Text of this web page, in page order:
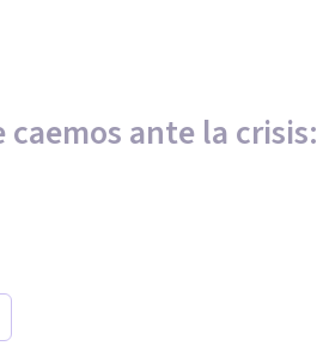
ante la crisis: